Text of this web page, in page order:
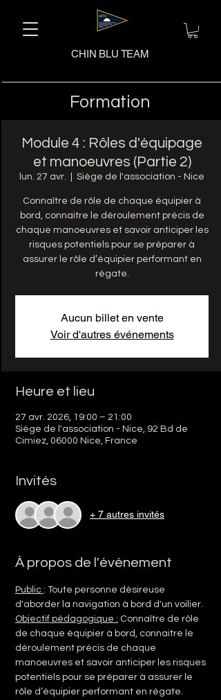
CHIN BLU TEAM
Formation
Module 4 : Rôles d'équipage
et manoeuvres (Partie 2)
lun. 27 avr. Siège de l'association - Nice
Connaître de rôle de chaque équipier à
bord, connaitre le déroulement précis de
chaque manoeuvres et savoir anticiper les
risques potentiels pour se préparer à
assurer le rôle d’équipier performant en
régate.
Aucun billet en vente
Voir d'autres événements
Heure et lieu
27 avr. 2026, 19:00 – 21:00
Siège de l'association - Nice, 92 Bd de
Cimiez, 06000 Nice, France
Invités
+ 7 autres invités
À propos de l'événement
Public : Toute personne désireuse
d'aborder la navigation à bord d'un voilier.
Objectif pédagogique : Connaître de rôle
de chaque équipier à bord, connaitre le
déroulement précis de chaque
manoeuvres et savoir anticiper les risques
potentiels pour se préparer à assurer le
rôle d’équipier performant en régate.